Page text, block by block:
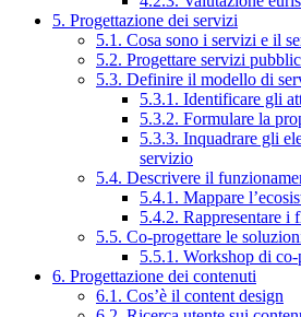
5. Progettazione dei servizi
5.1. Cosa sono i servizi e il
5.2. Progettare servizi
5.3. Definire il modello di
5.3.1. Identificare gli
5.3.2. Formulare la
5.3.3. Inquadrare gli
servizio
5.4. Descrivere il
5.4.1. Mappare
5.4.2. Rappresentare i
5.5. Co-progettare le
5.5.1. Workshop di
6. Progettazione dei contenuti
6.1. Cos’è il content design